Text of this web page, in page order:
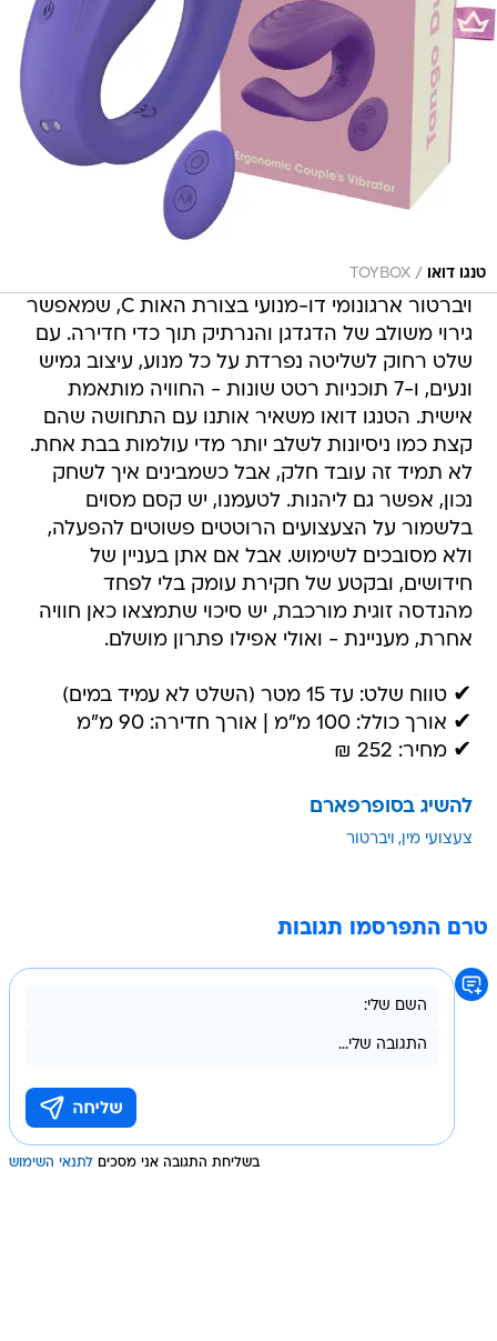
טנגו דואו /
TOYBOX
ויברטור ארגונומי דו-מנועי בצורת האות C, שמאפשר
גירוי משולב של הדגדגן והנרתיק תוך כדי חדירה. עם
שלט רחוק לשליטה נפרדת על כל מנוע, עיצוב גמיש
ונעים, ו-7 תוכניות רטט שונות - החוויה מותאמת
אישית. הטנגו דואו משאיר אותנו עם התחושה שהם
קצת כמו ניסיונות לשלב יותר מדי עולמות בבת אחת.
לא תמיד זה עובד חלק, אבל כשמבינים איך לשחק
נכון, אפשר גם ליהנות. לטעמנו, יש קסם מסוים
בלשמור על הצעצועים הרוטטים פשוטים להפעלה,
ולא מסובכים לשימוש. אבל אם אתן בעניין של
חידושים, ובקטע של חקירת עומק בלי לפחד
מהנדסה זוגית מורכבת, יש סיכוי שתמצאו כאן חוויה
אחרת, מעניינת - ואולי אפילו פתרון מושלם.
✔ טווח שלט: עד 15 מטר (השלט לא עמיד במים)
✔ אורך כולל: 100 מ"מ | אורך חדירה: 90 מ"מ
✔ מחיר: 252 ₪
להשיג בסופרפארם
צעצועי מין ויברטור
טרם התפרסמו תגובות
בשליחת התגובה אני מסכים לתנאי השימוש